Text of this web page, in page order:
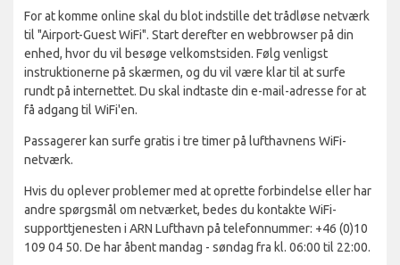
For at komme online skal du blot indstille det trådløse netværk
til "Airport-Guest WiFi". Start derefter en webbrowser på din
enhed, hvor du vil besøge velkomstsiden. Følg venligst
instruktionerne på skærmen, og du vil være klar til at surfe
rundt på internettet. Du skal indtaste din e-mail-adresse for at
få adgang til WiFi'en.
Passagerer kan surfe gratis i tre timer på lufthavnens WiFi-
netværk.
Hvis du oplever problemer med at oprette forbindelse eller har
andre spørgsmål om netværket, bedes du kontakte WiFi-
supporttjenesten i ARN Lufthavn på telefonnummer: +46 (0)10
109 04 50. De har åbent mandag - søndag fra kl. 06:00 til 22:00.